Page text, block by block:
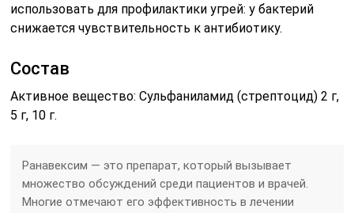
использовать для профилактики угрей: у бактерий
снижается чувствительность к антибиотику.
Состав
Активное вещество: Сульфаниламид (стрептоцид) 2 г,
5 г, 10 г.
Ранавексим — это препарат, который вызывает
множество обсуждений среди пациентов и врачей.
Многие отмечают его эффективность в лечении